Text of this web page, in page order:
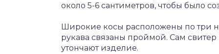
около 5-6 сантиметров, чтобы было
Широкие косы расположены по три
рукава связаны проймой. Сам
утончают изделие.